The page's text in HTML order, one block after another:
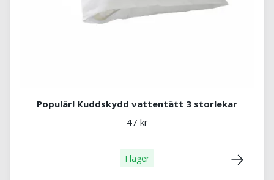
Populär! Kuddskydd vattentätt 3 storlekar
47 kr
I lager